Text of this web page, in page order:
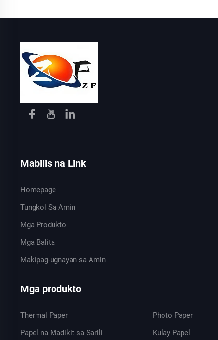
Mabilis na Link
Homepage
Tungkol Sa Amin
Mga Produkto
Mga Balita
Makipag-ugnayan sa Amin
Mga produkto
Thermal Paper
Papel na Madikit sa Sarili
Photo Paper
Kulay Papel